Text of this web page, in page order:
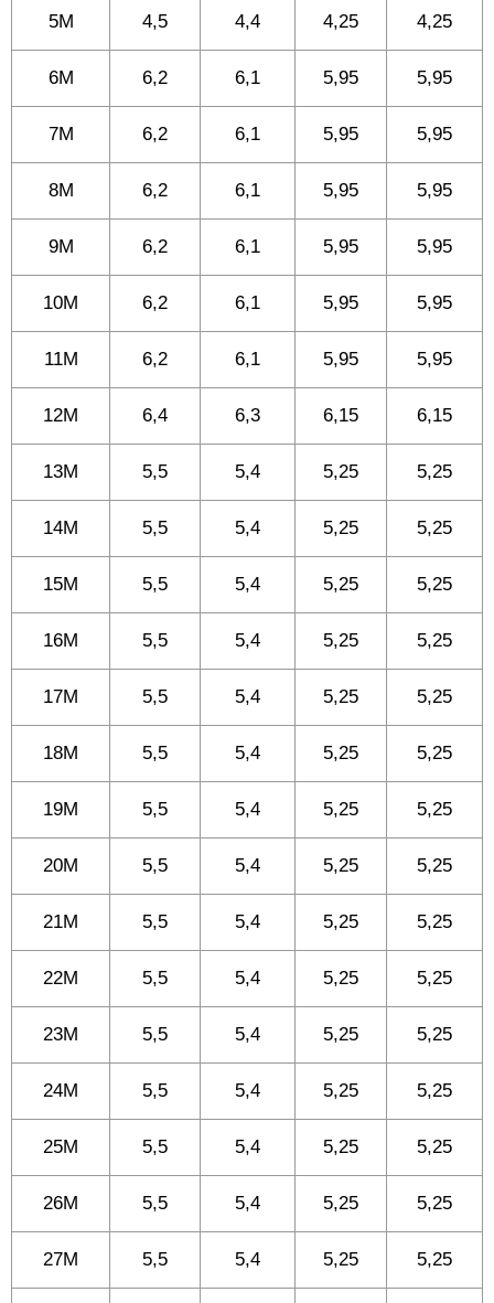
5M 4,5 4,4 4,25 4,25
6M 6,2 6,1 5,95 5,95
7M 6,2 6,1 5,95 5,95
8M 6,2 6,1 5,95 5,95
9M 6,2 6,1 5,95 5,95
10M 6,2 6,1 5,95 5,95
11M 6,2 6,1 5,95 5,95
12M 6,4 6,3 6,15 6,15
13M 5,5 5,4 5,25 5,25
14M 5,5 5,4 5,25 5,25
15M 5,5 5,4 5,25 5,25
16M 5,5 5,4 5,25 5,25
17M 5,5 5,4 5,25 5,25
18M 5,5 5,4 5,25 5,25
19M 5,5 5,4 5,25 5,25
20M 5,5 5,4 5,25 5,25
21M 5,5 5,4 5,25 5,25
22M 5,5 5,4 5,25 5,25
23M 5,5 5,4 5,25 5,25
24M 5,5 5,4 5,25 5,25
25M 5,5 5,4 5,25 5,25
26M 5,5 5,4 5,25 5,25
27M 5,5 5,4 5,25 5,25